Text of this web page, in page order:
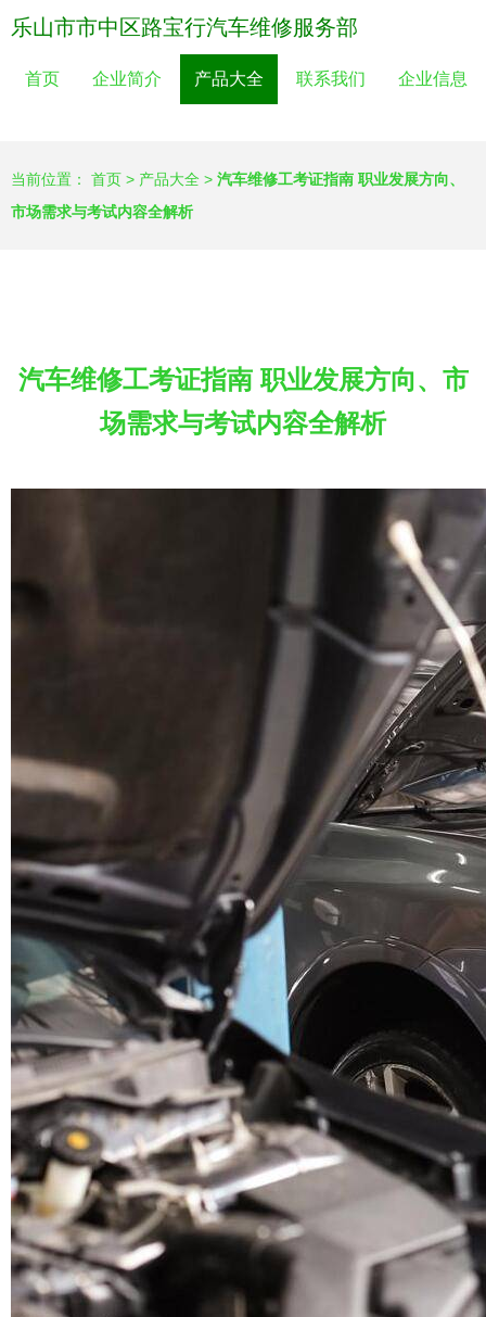
乐山市市中区路宝行汽车维修服务部
首页 企业简介 产品大全 联系我们 企业信息
当前位置： 首页 > 产品大全 > 汽车维修工考证指南 职业发展方向、
市场需求与考试内容全解析
汽车维修工考证指南 职业发展方向、市
场需求与考试内容全解析